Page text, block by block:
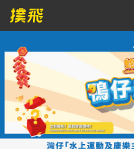
節目
主辦單位
關於撲飛
條款及細則